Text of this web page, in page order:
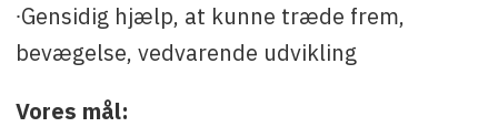
∙Gensidig hjælp, at kunne træde frem,
bevægelse, vedvarende udvikling
Vores mål: